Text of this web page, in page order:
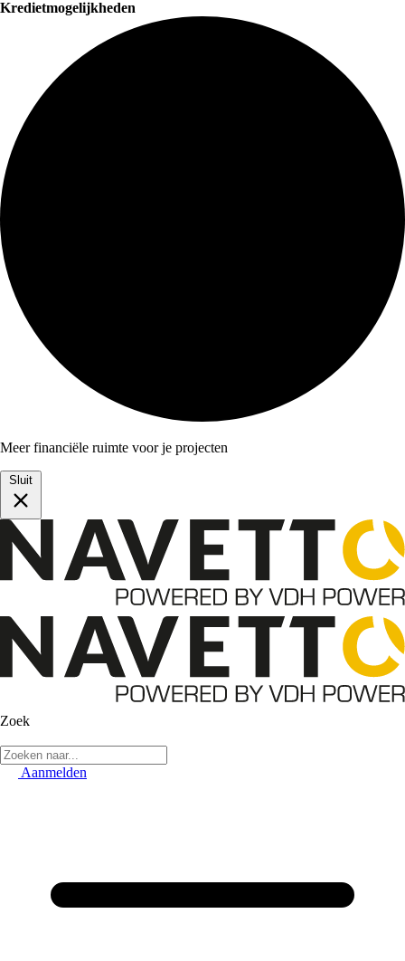
Kredietmogelijkheden
Meer financiële ruimte voor je projecten
Sluit
Zoek
Aanmelden